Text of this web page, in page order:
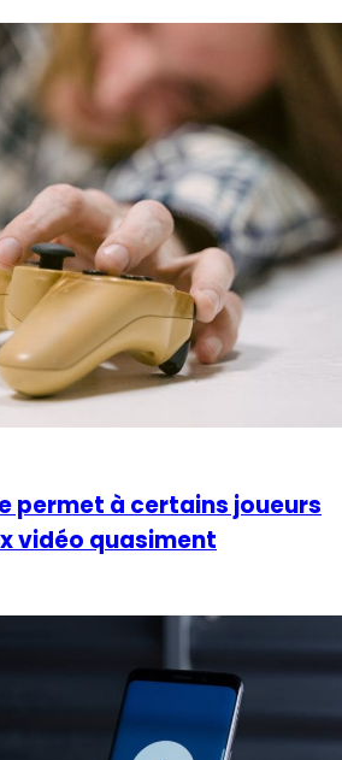
permet à certains joueurs
vidéo quasiment